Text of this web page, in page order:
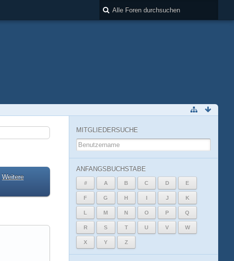
Weitere
MITGLIEDERSUCHE
ANFANGSBUCHSTABE
# A B C D E
F G H I J K
L M N O P Q
R S T U V W
X Y Z